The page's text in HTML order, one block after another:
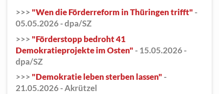
>>> "Wen die Förderreform in Thüringen trifft" -
05.05.2026 - dpa/SZ
>>> "Förderstopp bedroht 41
Demokratieprojekte im Osten" - 15.05.2026 -
dpa/SZ
>>> "Demokratie leben sterben lassen" -
21.05.2026 - Akrützel